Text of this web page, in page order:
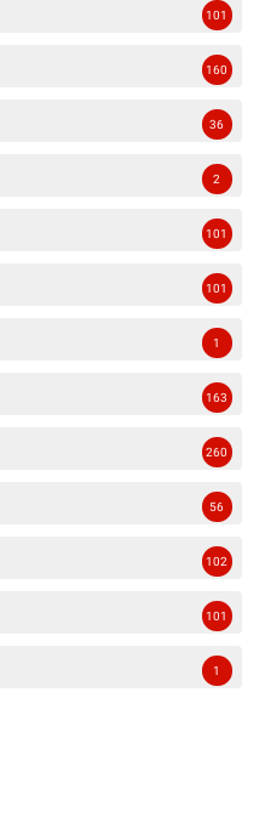
101
160
36
2
101
101
1
163
260
56
102
101
1